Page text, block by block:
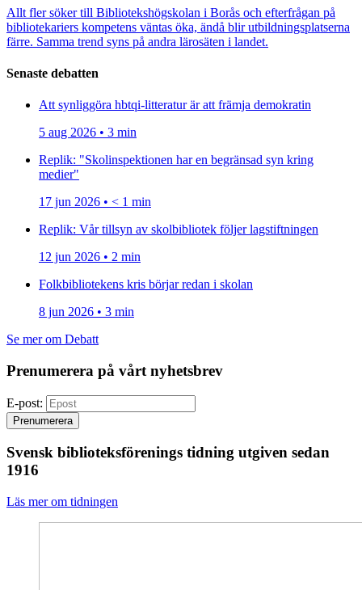
Allt fler söker till Bibliotekshögskolan i Borås och efterfrågan på
bibliotekariers kompetens väntas öka, ändå blir utbildningsplatserna
färre. Samma trend syns på andra lärosäten i landet.
Senaste debatten
Att synliggöra hbtqi-litteratur är att främja demokratin
5 aug 2026 • 3 min
Replik: "Skolinspektionen har en begränsad syn kring
medier"
17 jun 2026 • < 1 min
Replik: Vår tillsyn av skolbibliotek följer lagstiftningen
12 jun 2026 • 2 min
Folkbibliotekens kris börjar redan i skolan
8 jun 2026 • 3 min
Se mer om Debatt
Prenumerera på vårt nyhetsbrev
E-post:
Prenumerera
Svensk biblioteksförenings tidning utgiven sedan
1916
Läs mer om tidningen